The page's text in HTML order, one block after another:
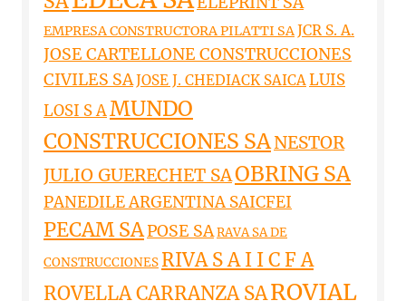
EMPRESA CONSTRUCTORA PILATTI SAJCR S. A.
JOSE CARTELLONE CONSTRUCCIONES
CIVILES SAJOSE J. CHEDIACK SAICALUIS
LOSI S AMUNDO
CONSTRUCCIONES SANESTOR
JULIO GUERECHET SAOBRING SA
PANEDILE ARGENTINA SAICFEI
PECAM SAPOSE SARAVA SA DE
CONSTRUCCIONES RIVA S A I I C F A
ROVELLA CARRANZA SAROVIAL